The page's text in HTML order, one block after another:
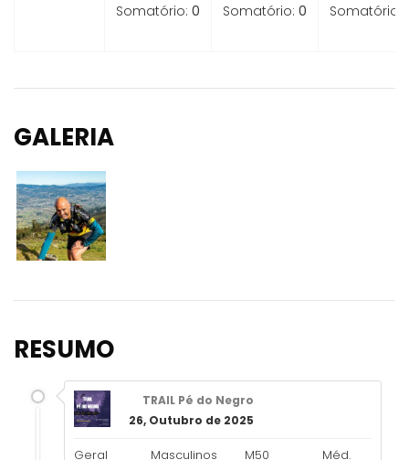
Somatório: 0
Somatório: 0
Somatório:
GALERIA
RESUMO
TRAIL Pé do Negro
26, Outubro de 2025
Geral Masculinos M50
Méd.